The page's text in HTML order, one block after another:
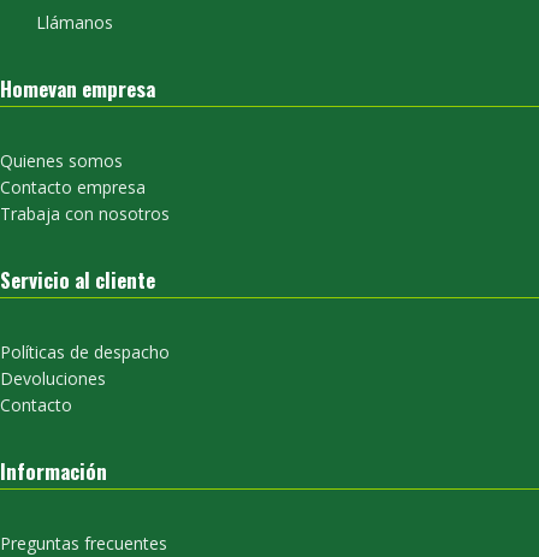
Llámanos
Homevan empresa
Quienes somos
Contacto empresa
Trabaja con nosotros
Servicio al cliente
Políticas de despacho
Devoluciones
Contacto
Información
Preguntas frecuentes